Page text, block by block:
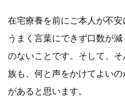
在宅療養を前にご本人が不
うまく言葉にできず口数が
のないことです。そして、
族も、何と声をかけてよい
があると思います。